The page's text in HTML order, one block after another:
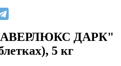
ДАРК"
5 кг